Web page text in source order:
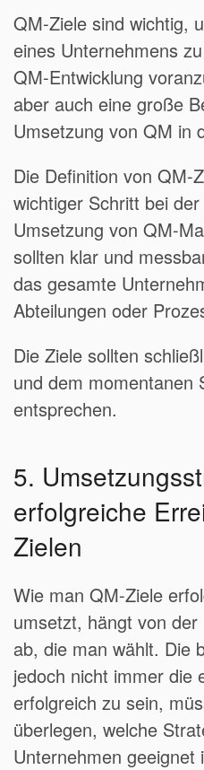
QM-Ziele sind wichtig,
eines Unternehmens
QM-Entwicklung
aber auch eine große
Umsetzung von QM in
Die Definition von QM-
wichtiger Schritt bei
Umsetzung von QM-
sollten klar und
das gesamte
Abteilungen oder
Die Ziele sollten
und dem momentanen
entsprechen.
5.
erfolgreiche
Zielen
Wie man QM-Ziele
umsetzt, hängt von
ab, die man wählt. Die
jedoch nicht immer die
erfolgreich zu sein,
überlegen, welche
Unternehmen geeignet